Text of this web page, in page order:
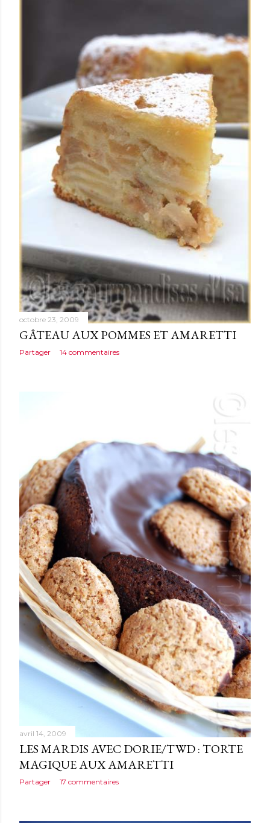
octobre 23, 2009
GÂTEAU AUX POMMES ET AMARETTI
Partager 14 commentaires
avril 14, 2009
LES MARDIS AVEC DORIE/TWD : TORTE
MAGIQUE AUX AMARETTI
Partager 17 commentaires